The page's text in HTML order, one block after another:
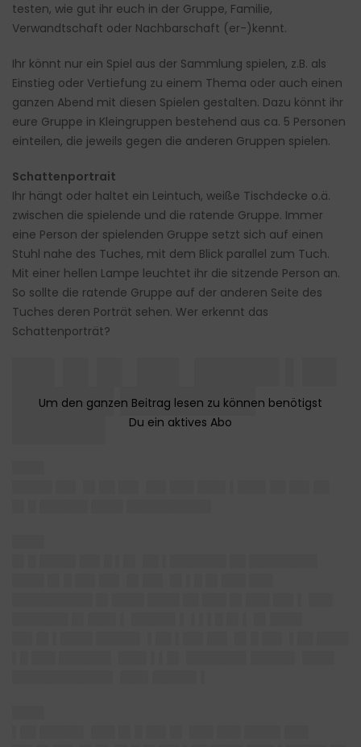
testen, wie gut ihr euch in der Gruppe, Familie,
Verwandtschaft oder Nachbarschaft (er-)kennt.
Ihr könnt nur ein Spiel aus der Sammlung spielen, z.B. als
Einstieg oder Vertiefung zu einem Thema oder auch einen
ganzen Abend mit diesen Spielen gestalten. Dazu könnt ihr
eure Gruppe in Kleingruppen bestehend aus ca. 5 Personen
einteilen, die jeweils gegen die anderen Gruppen spielen.
Schattenportrait
Ihr hängt oder haltet ein Leintuch, weiße Tischdecke o.ä.
zwischen die spielende und die ratende Gruppe. Immer
eine Person der spielenden Gruppe setzt sich auf einen
Stuhl nahe des Tuches, mit dem Blick parallel zum Tuch.
Mit einer hellen Lampe leuchtet ihr die sitzende Person an.
So sollte die ratende Gruppe auf der anderen Seite des
Tuches deren Porträt sehen. Wer erkennt das
Schattenporträt?
██████ ████████